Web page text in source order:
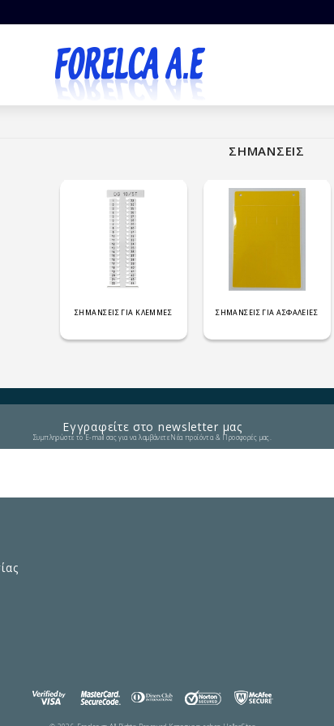
ΣΗΜΑΝΣΕΙΣ ΓΙΑ ΚΛΕΜΜΕΣ ΣΗΜΑΝΣΕΙΣ ΓΙΑ ΑΣΦΑΛΕΙΕΣ
ΣΗΜΑΝΣΕΙΣ
Εγγραφείτε στο newsletter μας
Συμπληρώστε το E-mail σας για να λαμβάνετε Νέα προϊόντα & Προσφορές μας.